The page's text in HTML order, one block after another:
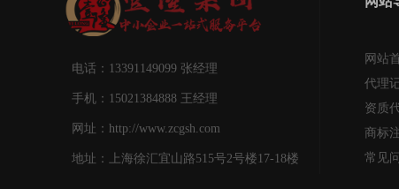
电话：13391149099 张经理
手机：15021384888 王经理
网址：http://www.zcgsh.com
地址：上海徐汇宜山路515号2号楼17-18楼
网站
代理
资质
商标
常见